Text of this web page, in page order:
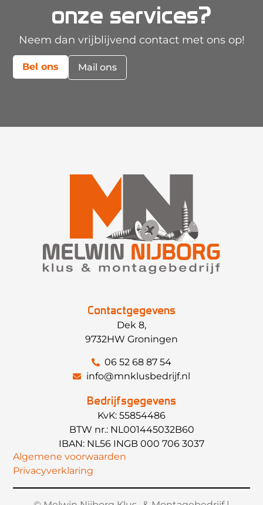
onze services?
Neem dan vrijblijvend contact met ons op!
Bel ons Mail ons
Contactgegevens
Dek 8,
9732HW Groningen
06 52 68 87 54
info@mnklusbedrijf.nl
Bedrijfsgegevens
KvK: 55854486
BTW nr.: NL001445032B60
IBAN: NL56 INGB 000 706 3037
Algemene voorwaarden
Privacyverklaring